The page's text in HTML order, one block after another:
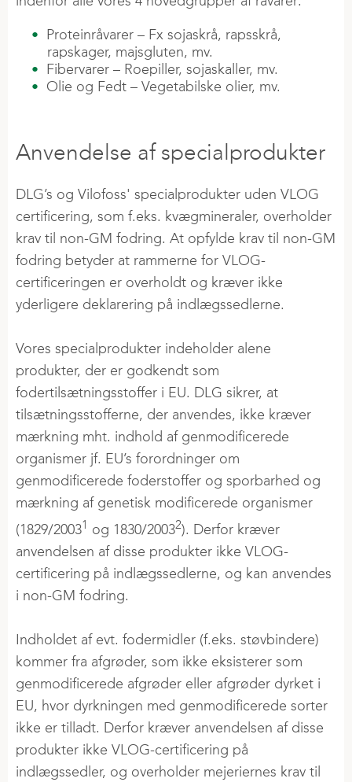
Proteinråvarer – Fx sojaskrå, rapsskrå,
rapskager, majsgluten, mv.
Fibervarer – Roepiller, sojaskaller, mv.
Olie og Fedt – Vegetabilske olier, mv.
Anvendelse af specialprodukter
DLG’s og Vilofoss' specialprodukter uden VLOG
certificering, som f.eks. kvægmineraler, overholder
krav til non-GM fodring. At opfylde krav til non-GM
fodring betyder at rammerne for VLOG-
certificeringen er overholdt og kræver ikke
yderligere deklarering på indlægssedlerne.
Vores specialprodukter indeholder alene
produkter, der er godkendt som
fodertilsætningsstoffer i EU. DLG sikrer, at
tilsætningsstofferne, der anvendes, ikke kræver
mærkning mht. indhold af genmodificerede
organismer jf. EU’s forordninger om
genmodificerede foderstoffer og sporbarhed og
mærkning af genetisk modificerede organismer
(1829/20031 og 1830/20032). Derfor kræver
anvendelsen af disse produkter ikke VLOG-
certificering på indlægssedlerne, og kan anvendes
i non-GM fodring.
Indholdet af evt. fodermidler (f.eks. støvbindere)
kommer fra afgrøder, som ikke eksisterer som
genmodificerede afgrøder eller afgrøder dyrket i
EU, hvor dyrkningen med genmodificerede sorter
ikke er tilladt. Derfor kræver anvendelsen af disse
produkter ikke VLOG-certificering på
indlægssedler, og overholder mejeriernes krav til